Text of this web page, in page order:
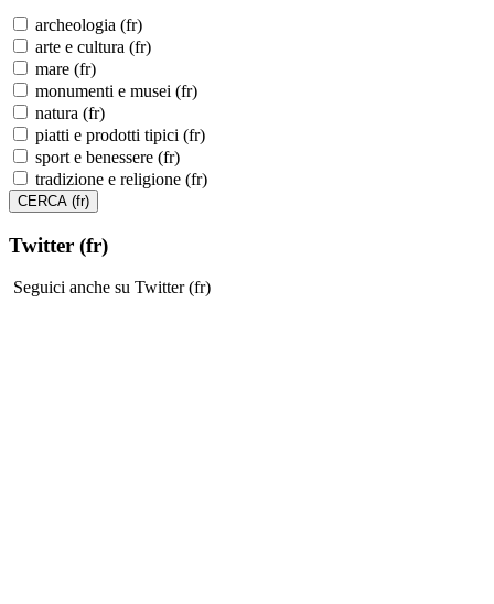
archeologia (fr)
arte e cultura (fr)
mare (fr)
monumenti e musei (fr)
natura (fr)
piatti e prodotti tipici (fr)
sport e benessere (fr)
tradizione e religione (fr)
Twitter (fr)
Seguici anche su Twitter (fr)